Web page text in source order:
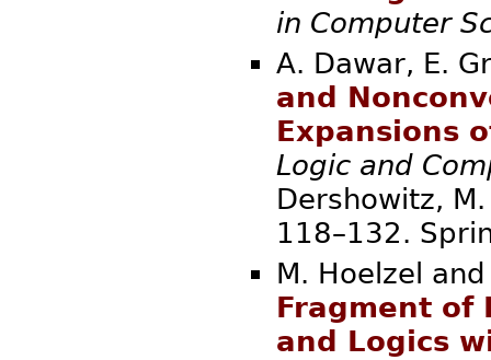
in Computer
A. Dawar, E.
and
Expansions
Logic and
Dershowitz,
118–132.
M. Hoelzel
Fragment of
and Logics